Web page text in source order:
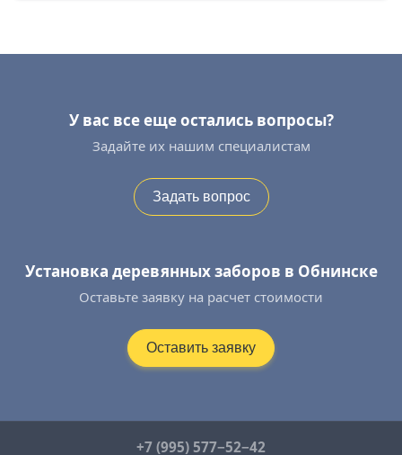
У вас все еще остались вопросы?
Задайте их нашим специалистам
Задать вопрос
Установка деревянных заборов в Обнинске
Оставьте заявку на расчет стоимости
Оставить заявку
+7 (995) 577−52−42